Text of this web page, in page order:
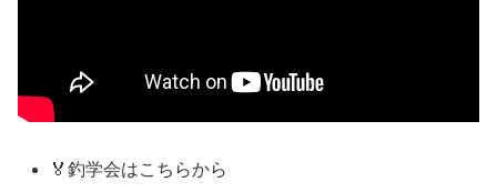
🏅釣学会はこちらから